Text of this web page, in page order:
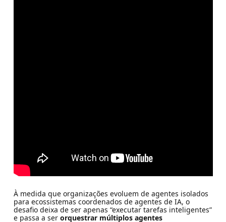
À medida que organizações evoluem de agentes isolados
para ecossistemas coordenados de agentes de IA, o
desafio deixa de ser apenas “executar tarefas inteligentes”
e passa a ser orquestrar múltiplos agentes